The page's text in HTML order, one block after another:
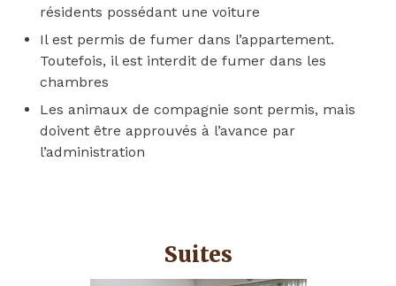
résidents possédant une voiture
Il est permis de fumer dans l’appartement.
Toutefois, il est interdit de fumer dans les
chambres
Les animaux de compagnie sont permis, mais
doivent être approuvés à l’avance par
l’administration
Suites